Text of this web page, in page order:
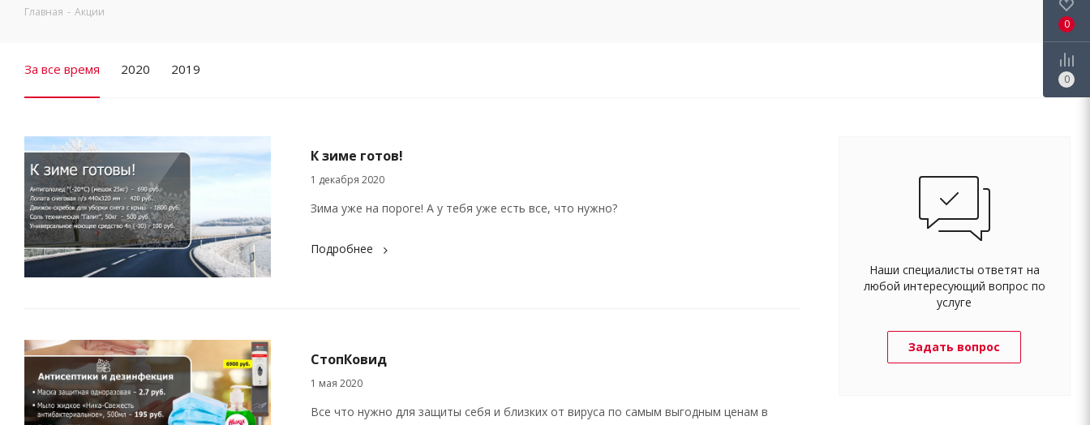
Главная - Акции
За все время 2020 2019
К зиме готов!
1 декабря 2020
Зима уже на пороге! А у тебя уже есть все, что нужно?
Подробнее
СтопКовид
1 мая 2020
Все что нужно для защиты себя и близких от вируса по самым выгодным ценам в
Наши специалисты ответят на
любой интересующий вопрос по
услуге
Задать вопрос
0
0